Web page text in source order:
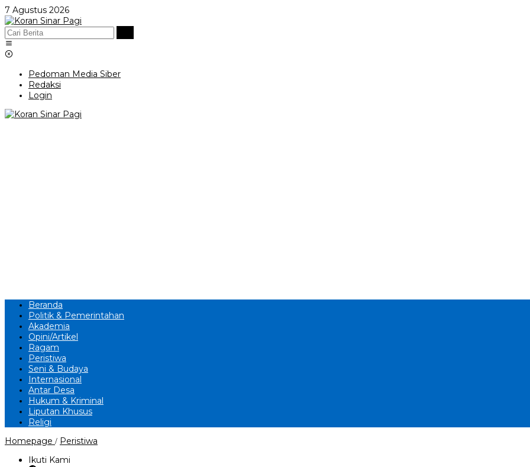
Lewati
ke
konten
7 Agustus 2026
Pedoman Media Siber
Redaksi
Login
Beranda
Politik & Pemerintahan
Akademia
Opini/Artikel
Ragam
Peristiwa
Seni & Budaya
Internasional
Antar Desa
Hukum & Kriminal
Liputan Khusus
Religi
Homepage / Peristiwa
Ikuti Kami